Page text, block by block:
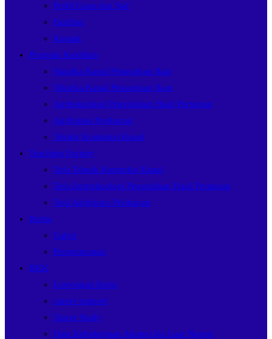
Profil Guru dan Staf
Fasilitas
Kontak
Program Keahlian
Nautika Kapal Penangkap Ikan
Teknika Kapal Penangkap Ikan
Agriteknologi Pengolahan Hasil Pertanian
Agribisnis Perikanan
Teknik Kontruksi Kapal
Teaching Factory
Tefa Teknik Kontruksi Kapal
Tefa Agriteknologi Pengolahan Hasil Pertanian
Tefa Agribisnis Perikanan
Berita
Galeri
Pengumuman
BKK
Lowongan Kerja
career support
Tracer Study
Data Kebekerjaan Alumni Ke Luar Negeri